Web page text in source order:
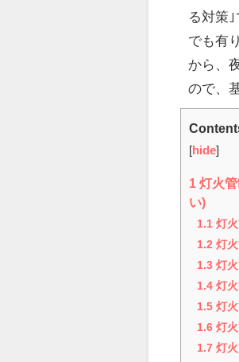
る対策
でも有
から、
ので、
[ hide]
1 灯火
い)
1.1 灯
1.2 灯
1.3 灯
1.4 灯
1.5 灯
1.6 灯
1.7 灯